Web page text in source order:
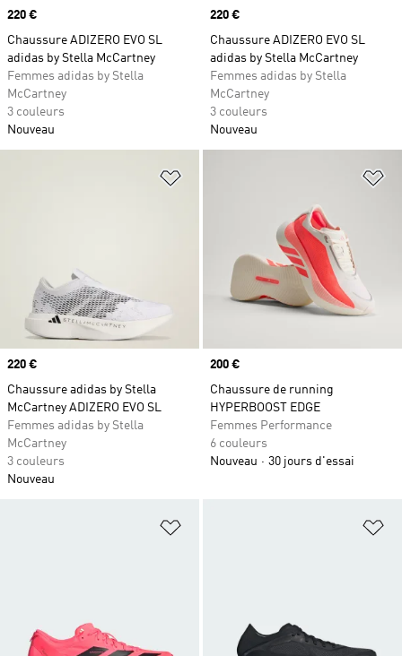
Prix
220 €
Chaussure ADIZERO EVO SL
adidas by Stella McCartney
Femmes adidas by Stella
McCartney
3 couleurs
Nouveau
Prix
220 €
Chaussure ADIZERO EVO SL
adidas by Stella McCartney
Femmes adidas by Stella
McCartney
3 couleurs
Nouveau
Ajouter à la Liste de produits
Prix
220 €
Chaussure adidas by Stella
McCartney ADIZERO EVO SL
Femmes adidas by Stella
McCartney
3 couleurs
Nouveau
Prix
200 €
Chaussure de running
HYPERBOOST EDGE
Femmes Performance
6 couleurs
Nouveau
30 jours d'essai
Ajouter à la Liste de produits